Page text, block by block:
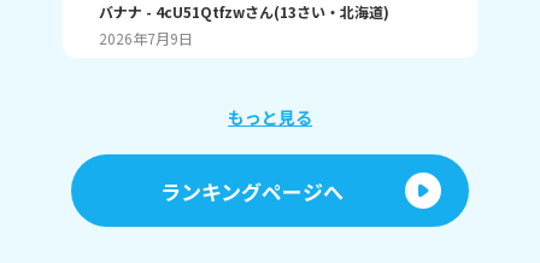
ングで1位取れる？ 書いてくれたら嬉しいです！ じ
ゃね。
バナナ - 4cU51Qtfzwさん(13さい・ 北海道)
2026年7月9日
もっと見る
ランキングページへ